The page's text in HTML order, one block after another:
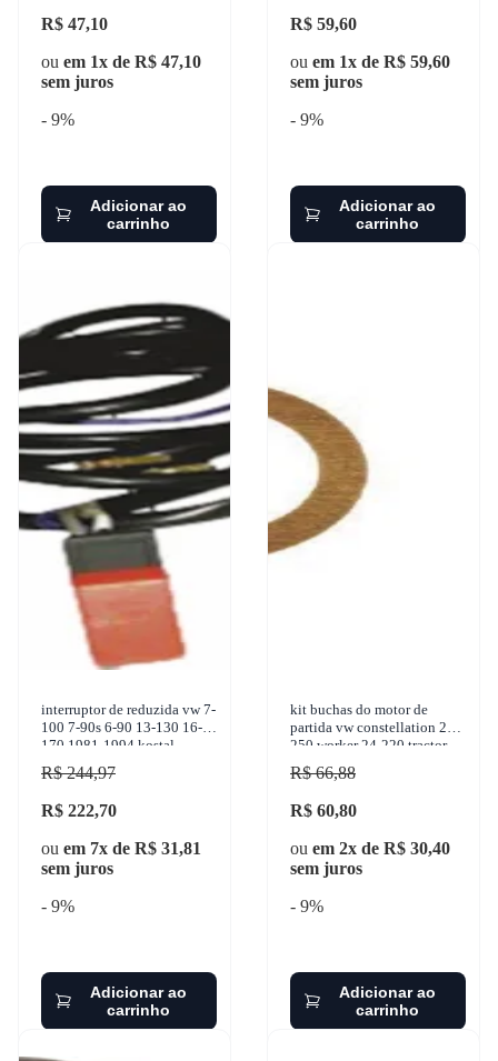
R$ 47,10
ou em 1x de R$ 47,10
sem juros
- 9%
Adicionar ao
carrinho
R$ 59,60
ou em 1x de R$ 59,60
sem juros
- 9%
Adicionar ao
carrinho
interruptor de reduzida vw 7-
100 7-90s 6-90 13-130 16-
170 1981-1994 kostal -
2105015
R$ 244,97
R$ 222,70
ou em 7x de R$ 31,81
sem juros
- 9%
Adicionar ao
carrinho
kit buchas do motor de
partida vw constellation 24-
250 worker 24-220 tractor
19-320 titan 18-310 titan
constella
R$ 66,88
R$ 60,80
ou em 2x de R$ 30,40
sem juros
- 9%
Adicionar ao
carrinho